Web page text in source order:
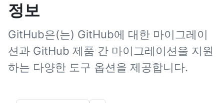
정보
GitHub은(는) GitHub에 대한 마이그레이
션과 GitHub 제품 간 마이그레이션을 지원
하는 다양한 도구 옵션을 제공합니다.